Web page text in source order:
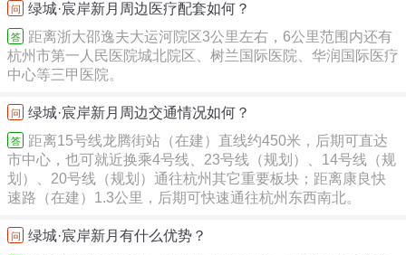
问 绿城·宸岸新月周边医疗配套如何？
答
距离浙大邵逸夫大运河院区3公里左右，6公里范围内还有
杭州市第一人民医院城北院区、树兰国际医院、华润国际医疗
中心等三甲医院。
问 绿城·宸岸新月周边交通情况如何？
答
距离15号线龙腾街站（在建）直线约450米，后期可直达
市中心，也可就近换乘4号线、23号线（规划）、14号线（规
划）、20号线（规划）通往杭州其它重要板块；距离康良快
速路（在建）1.3公里，后期可快速通往杭州东西南北。
问 绿城·宸岸新月有什么优势？